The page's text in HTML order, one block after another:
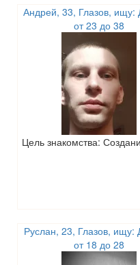
Андрей, 33, Глазов, ищу:
от 23 до 38
Цель знакомства:
Руслан, 23, Глазов, ищу:
от 18 до 28